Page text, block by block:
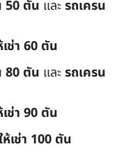
50 ตัน และรถเครน
ช่า 60 ตัน
80 ตัน และรถเครน
ช่า 90 ตัน
ห้เช่า 100 ตัน